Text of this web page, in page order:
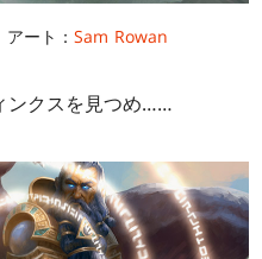
ート： Sam Rowan
ンクスを見つめ……